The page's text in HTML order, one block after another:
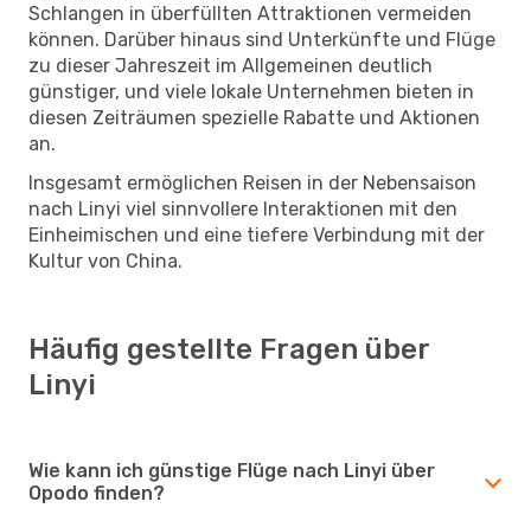
Schlangen in überfüllten Attraktionen vermeiden
können. Darüber hinaus sind Unterkünfte und Flüge
zu dieser Jahreszeit im Allgemeinen deutlich
günstiger, und viele lokale Unternehmen bieten in
diesen Zeiträumen spezielle Rabatte und Aktionen
an.
Insgesamt ermöglichen Reisen in der Nebensaison
nach Linyi viel sinnvollere Interaktionen mit den
Einheimischen und eine tiefere Verbindung mit der
Kultur von China.
Häufig gestellte Fragen über
Linyi
Wie kann ich günstige Flüge nach Linyi über
Opodo finden?